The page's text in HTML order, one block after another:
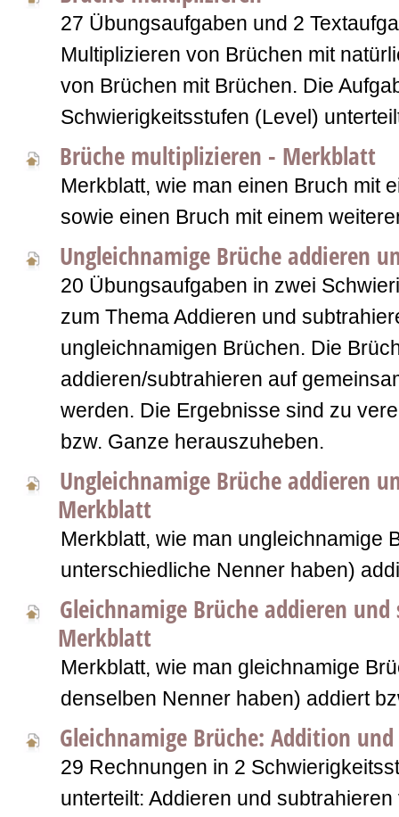
27 Übungsaufgaben und 2
Multiplizieren von Brüchen mit
von Brüchen mit Brüchen. Die
Schwierigkeitsstufen (Level)
Brüche multiplizieren - Merkblatt
Merkblatt, wie man einen Bruch mit
sowie einen Bruch mit einem
Ungleichnamige Brüche addieren
20 Übungsaufgaben in zwei
zum Thema Addieren und
ungleichnamigen Brüchen. Die
addieren/subtrahieren auf
werden. Die Ergebnisse sind zu
bzw. Ganze herauszuheben.
Ungleichnamige Brüche addieren
Merkblatt
Merkblatt, wie man ungleichnamige
unterschiedliche Nenner haben)
Gleichnamige Brüche addieren
Merkblatt
Merkblatt, wie man gleichnamige
denselben Nenner haben) addiert
Gleichnamige Brüche: Addition
29 Rechnungen in 2
unterteilt: Addieren und